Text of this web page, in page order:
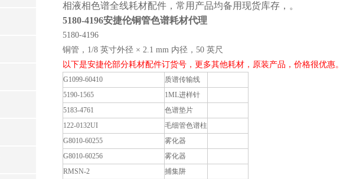
相液相色谱全线耗材配件，常用产品均备用现货库存，。
5180-4196安捷伦铜管色谱耗材代理
5180-4196
铜管，1/8 英寸外径 × 2.1 mm 内径，50 英尺
以下是安捷伦部分耗材配件订货号，更多其他耗材，原装产品，价格很优惠。
G1099-60410
质谱传输线
5190-1565
1ML进样针
5183-4761
色谱垫片
122-0132UI
毛细管色谱柱
G8010-60255
雾化器
G8010-60256
雾化器
RMSN-2
捕集阱